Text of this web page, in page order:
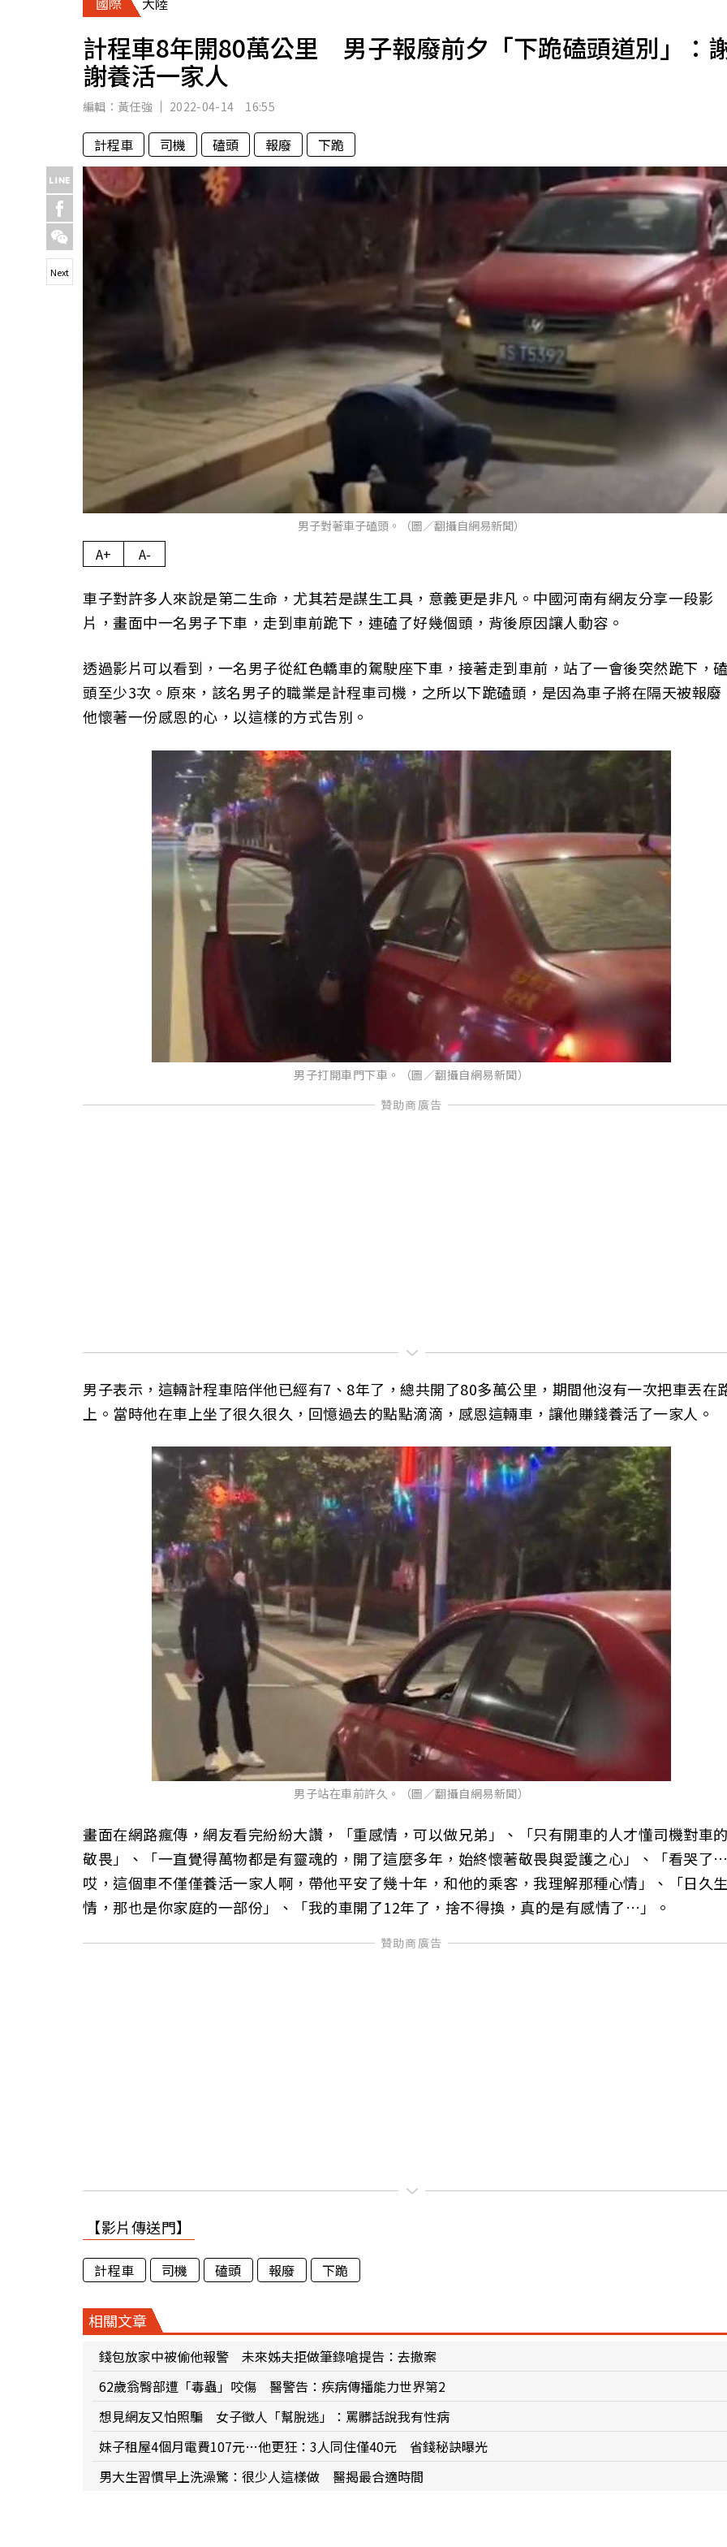
專欄
運勢
計程車8年開80萬公里 男子報廢前夕「下跪磕頭道別」：
謝養活一家人
編輯： 黃任強 2022-04-14 16:55
計程車 司機 磕頭 報廢 下跪
男子對著車子磕頭。（圖／翻攝自網易新聞）
Next
A+ A-
車子對許多人來說是第二生命，尤其若是謀生工具，意義更是非凡。中國河南有網友分享一段影
片，畫面中一名男子下車，走到車前跪下，連磕了好幾個頭，背後原因讓人動容。
透過影片可以看到，一名男子從紅色轎車的駕駛座下車，接著走到車前，站了一會後突然跪下，
頭至少3次。原來，該名男子的職業是計程車司機，之所以下跪磕頭，是因為車子將在隔天被報廢
他懷著一份感恩的心，以這樣的方式告別。
男子打開車門下車。（圖／翻攝自網易新聞）
男子表示，這輛計程車陪伴他已經有7、8年了，總共開了80多萬公里，期間他沒有一次把車丟在
上。當時他在車上坐了很久很久，回憶過去的點點滴滴，感恩這輛車，讓他賺錢養活了一家人。
男子站在車前許久。（圖／翻攝自網易新聞）
畫面在網路瘋傳，網友看完紛紛大讚，「重感情，可以做兄弟」、「只有開車的人才懂司機對車
敬畏」、「一直覺得萬物都是有靈魂的，開了這麼多年，始終懷著敬畏與愛護之心」、「看哭了
哎，這個車不僅僅養活一家人啊，帶他平安了幾十年，和他的乘客，我理解那種心情」、「日久
情，那也是你家庭的一部份」、「我的車開了12年了，捨不得換，真的是有感情了…」。
【影片傳送門】
計程車 司機 磕頭 報廢 下跪
相關文章
錢包放家中被偷他報警 未來姊夫拒做筆錄嗆提告：去撤案
62歲翁臀部遭「毒蟲」咬傷 醫警告：疾病傳播能力世界第2
想見網友又怕照騙 女子徵人「幫脫逃」：罵髒話說我有性病
妹子租屋4個月電費107元…他更狂：3人同住僅40元 省錢秘訣曝光
男大生習慣早上洗澡驚：很少人這樣做 醫揭最合適時間